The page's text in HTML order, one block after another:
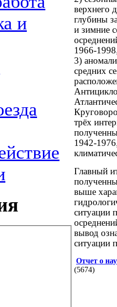
и
верхнего
глубины
и зимние
1966-
3)
средних
трёх
1942-
Главный
выше
ситуации
вывод
ситуации
Отчет о
(5674)